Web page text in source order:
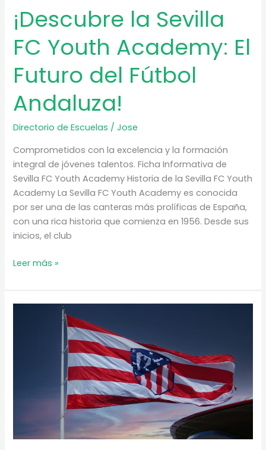
¡Descubre la Sevilla
FC Youth Academy: El
Futuro del Fútbol
Andaluza!
Directorio de Escuelas /Jose
Comprometidos con la excelencia y la formación
integral de jóvenes talentos. Ficha Informativa de
Sevilla FC Youth Academy Historia de la Sevilla FC Youth
Academy La Sevilla FC Youth Academy es conocida
por ser una de las canteras más prolíficas de España,
con una rica historia que comienza en 1956. Desde sus
inicios, el club
¡Descubre
Sevilla
FC
Leer más »